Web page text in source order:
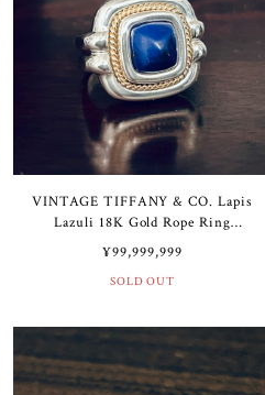
VINTAGE TIFFANY & CO. Lapis
Lazuli 18K Gold Rope Ring
Sterling Silver | ヴィンテージ テ
ィファニー ラピス ラズリ 18K
ゴールド ロープ リング スター
¥99,999,999
SOLD OUT